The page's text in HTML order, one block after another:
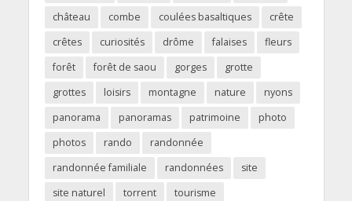
château
combe coulées basaltiques
crête
crêtes
curiosités drôme falaises
fleurs
forêt
forêt de saou gorges
grotte
grottes
loisirs montagne nature
nyons
panorama
panoramas patrimoine
photo
photos
rando
randonnée
randonnée familiale
randonnées
site
site naturel
torrent
tourisme